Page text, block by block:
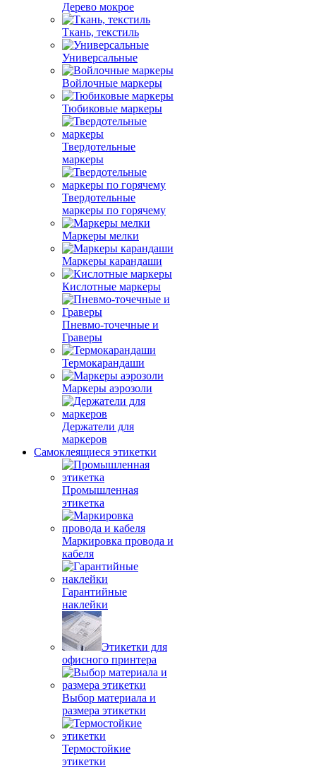
Дерево мокрое
Ткань, текстиль
Универсальные
Войлочные маркеры
Тюбиковые маркеры
Твердотельные
маркеры
Твердотельные
маркеры по горячему
Маркеры мелки
Маркеры карандаши
Кислотные маркеры
Пневмо-точечные и
Граверы
Термокарандаши
Маркеры аэрозоли
Держатели для
маркеров
Самоклеящиеся этикетки
Промышленная
этикетка
Маркировка провода и
кабеля
Гарантийные
наклейки
Этикетки для
офисного принтера
Выбор материала и
размера этикетки
Термостойкие
этикетки